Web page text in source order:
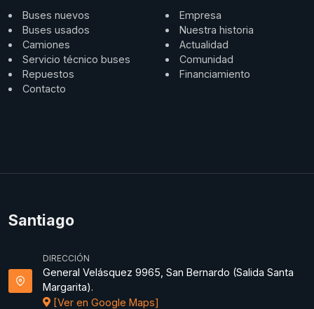
Buses nuevos
Buses usados
Camiones
Servicio técnico buses
Repuestos
Contacto
Empresa
Nuestra historia
Actualidad
Comunidad
Financiamiento
Santiago
DIRECCIÓN
General Velásquez 9965, San Bernardo (Salida Santa
Margarita).
[Ver en Google Maps]